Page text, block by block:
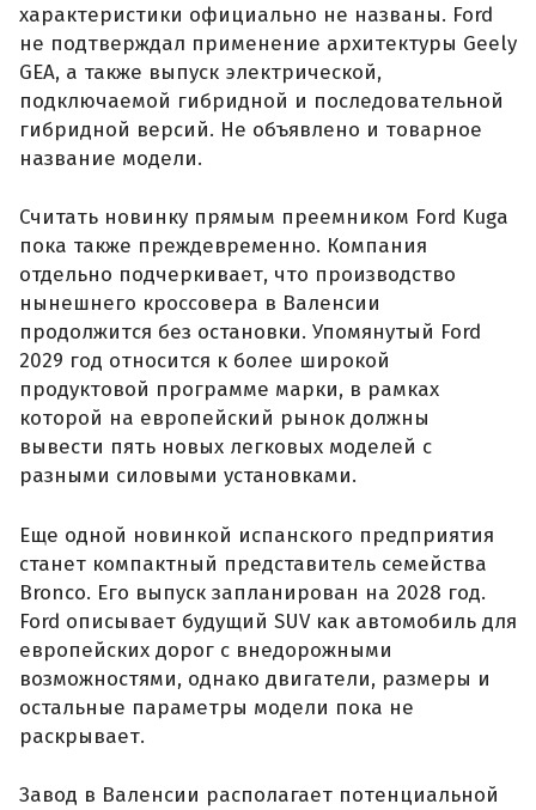
характеристики официально не названы. Ford
не подтверждал применение архитектуры Geely
GEA, а также выпуск электрической,
подключаемой гибридной и последовательной
гибридной версий. Не объявлено и товарное
название модели.
Считать новинку прямым преемником Ford Kuga
пока также преждевременно. Компания
отдельно подчеркивает, что производство
нынешнего кроссовера в Валенсии
продолжится без остановки. Упомянутый Ford
2029 год относится к более широкой
продуктовой программе марки, в рамках
которой на европейский рынок должны
вывести пять новых легковых моделей с
разными силовыми установками.
Еще одной новинкой испанского предприятия
станет компактный представитель семейства
Bronco. Его выпуск запланирован на 2028 год.
Ford описывает будущий SUV как автомобиль для
европейских дорог с внедорожными
возможностями, однако двигатели, размеры и
остальные параметры модели пока не
раскрывает.
Завод в Валенсии располагает потенциальной